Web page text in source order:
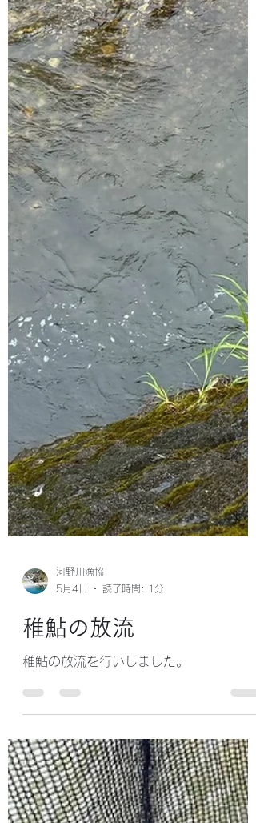
5月4日
読了時間: 1分
稚鮎の放流